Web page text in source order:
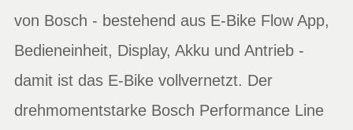
von Bosch - bestehend aus E-Bike Flow App,
Bedieneinheit, Display, Akku und Antrieb -
damit ist das E-Bike vollvernetzt. Der
drehmomentstarke Bosch Performance Line